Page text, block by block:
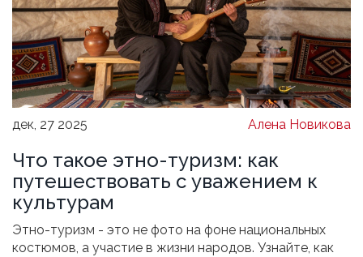
дек, 27 2025 Алена Новикова
Что такое этно-туризм: как
путешествовать с уважением к
культурам
Этно-туризм - это не фото на фоне национальных
костюмов, а участие в жизни народов. Узнайте, как